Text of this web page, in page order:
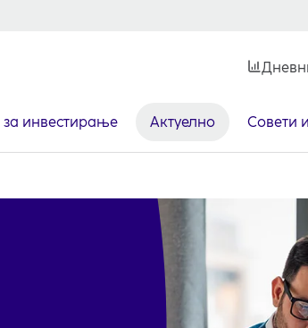
за инвестирање Актуелно Совети